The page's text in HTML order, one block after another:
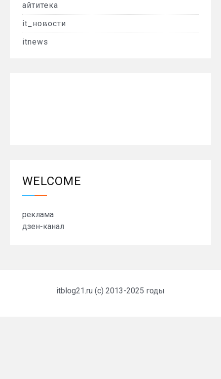
айтитека
it_новости
itnews
WELCOME
реклама
дзен-канал
itblog21.ru (c) 2013-2025 годы